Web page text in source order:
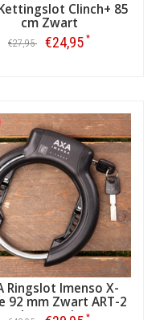
Clinch+ 85
cm Zwart
€27,95 €24,95 *
Ringslot Imenso X-
92 mm Zwart ART-2
keurmerk
*